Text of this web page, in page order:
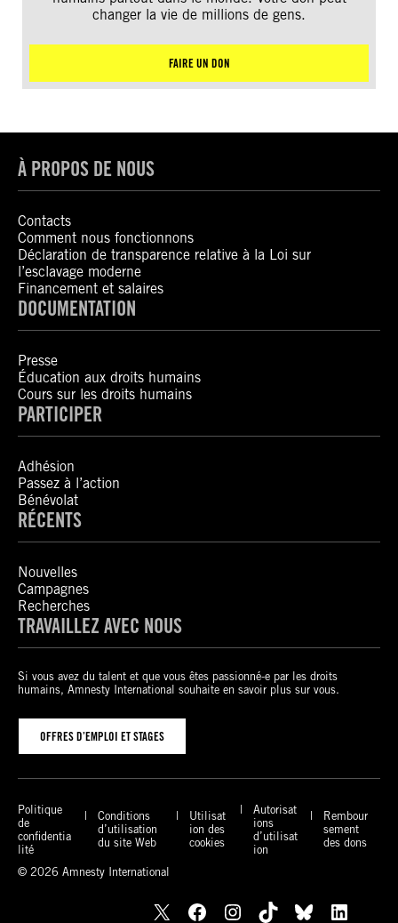
changer la vie de millions de gens.
FAIRE UN DON
À PROPOS DE NOUS
Contacts
Comment nous fonctionnons
Déclaration de transparence relative à la Loi sur
l’esclavage moderne
Financement et salaires
DOCUMENTATION
Presse
Éducation aux droits humains
Cours sur les droits humains
PARTICIPER
Adhésion
Passez à l’action
Bénévolat
RÉCENTS
Nouvelles
Campagnes
Recherches
TRAVAILLEZ AVEC NOUS
Si vous avez du talent et que vous êtes passionné-e par les droits
humains, Amnesty International souhaite en savoir plus sur vous.
OFFRES D’EMPLOI ET STAGES
Politique
de
confidentia
lité
Conditions
d’utilisation
du site Web
Utilisat
ion des
cookies
Autorisat
ions
d’utilisat
ion
Rembour
sement
des dons
© 2026 Amnesty International
X Facebook Instagram TikTok Bluesky LinkedIn